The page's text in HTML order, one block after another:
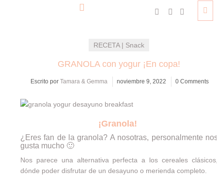
RECETA | Snack
GRANOLA con yogur ¡En copa!
Escrito por Tamara & Gemma noviembre 9, 2022 0 Comments
¡Granola!
¿Eres fan de la granola? A nosotras, personalmente
gusta mucho 🙂
Nos parece una alternativa perfecta a los cereales
dónde poder disfrutar de un desayuno o merienda completo.